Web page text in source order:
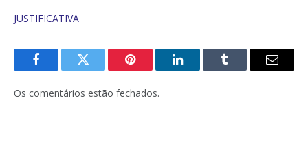
JUSTIFICATIVA
FacebookTwitter Pinterest O
Tumblr
E-
Os comentários estão fechados.